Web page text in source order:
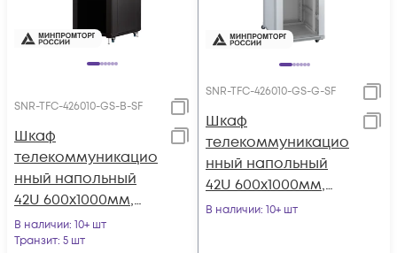
SNR-TFC-426010-GS-B-SF
Шкаф
телекоммуникацио
нный напольный
42U 600x1000мм,
серия TFC (SNR-TFC-
426010-GS-B-SF)
В наличии: 10+ шт
Транзит: 5 шт
SNR-TFC-426010-GS-G-SF
Шкаф
телекоммуникацио
нный напольный
42U 600x1000мм,
серия TFC (SNR-TFC-
В наличии: 10+ шт